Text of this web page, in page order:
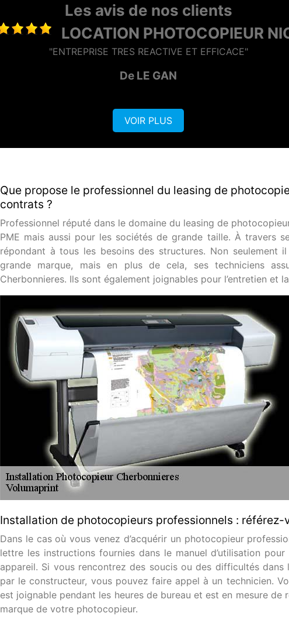
Les avis de nos clients
MAINTENANCE
"Entreprise sérieuse et réactive, dotée d'une bonne
VOIR PLUS
Que propose le professionnel du leasing de
contrats ?
Professionnel réputé dans le domaine du leasing de
PME mais aussi pour les sociétés de grande taille. À travers
répondant à tous les besoins des structures. Non seulement
grande marque, mais en plus de cela, ses techniciens
Cherbonnieres. Ils sont également joignables pour l’entretien et
Installation de photocopieurs professionnels : référez-
Dans le cas où vous venez d’acquérir un photocopieur
lettre les instructions fournies dans le manuel d’utilisation
appareil. Si vous rencontrez des soucis ou des difficultés
par le constructeur, vous pouvez faire appel à un technicien.
est joignable pendant les heures de bureau et est en mesure
marque de votre photocopieur.